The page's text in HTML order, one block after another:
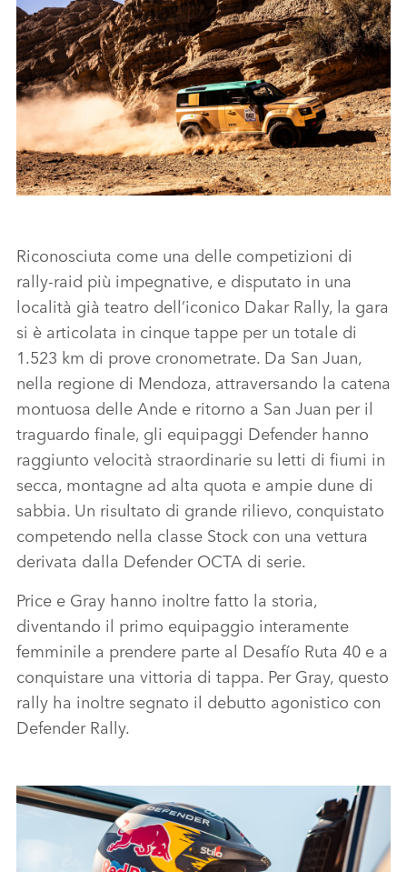
X
SHARE
Riconosciuta come una delle competizioni di
rally‑raid più impegnative, e disputato in una
località già teatro dell’iconico Dakar Rally, la gara
si è articolata in cinque tappe per un totale di
1.523 km di prove cronometrate. Da San Juan,
nella regione di Mendoza, attraversando la catena
montuosa delle Ande e ritorno a San Juan per il
traguardo finale, gli equipaggi Defender hanno
raggiunto velocità straordinarie su letti di fiumi in
secca, montagne ad alta quota e ampie dune di
sabbia. Un risultato di grande rilievo, conquistato
competendo nella classe Stock con una vettura
derivata dalla Defender OCTA di serie.
Price e Gray hanno inoltre fatto la storia,
diventando il primo equipaggio interamente
femminile a prendere parte al Desafío Ruta 40 e a
conquistare una vittoria di tappa. Per Gray, questo
rally ha inoltre segnato il debutto agonistico con
Defender Rally.